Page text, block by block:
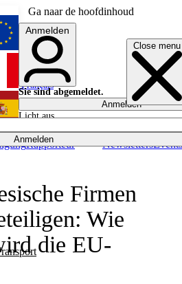
Ga naar de hoofdinhoud
Close menu
Anmelden
Rapporteur NewslettersEvents
English
Français
Anmelden
Sie sind abgemeldet.
Anmelden
Licht aus
Firmen
Wie
die EU-